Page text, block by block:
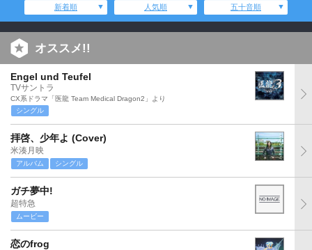
新着順 人気順 五十音順
オススメ!!
Engel und Teufel
TVサントラ
CX系ドラマ「医龍 Team Medical Dragon2」より
シングル
拝啓、少年よ (Cover)
米湊月映
アルバム シングル
ガチ夢中!
超特急
ムービー
恋のfrog